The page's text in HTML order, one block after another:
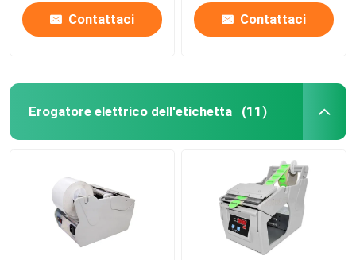
Contattaci Contattaci
Erogatore elettrico dell'etichetta (11)